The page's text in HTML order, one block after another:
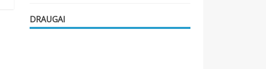
DRAUGAI